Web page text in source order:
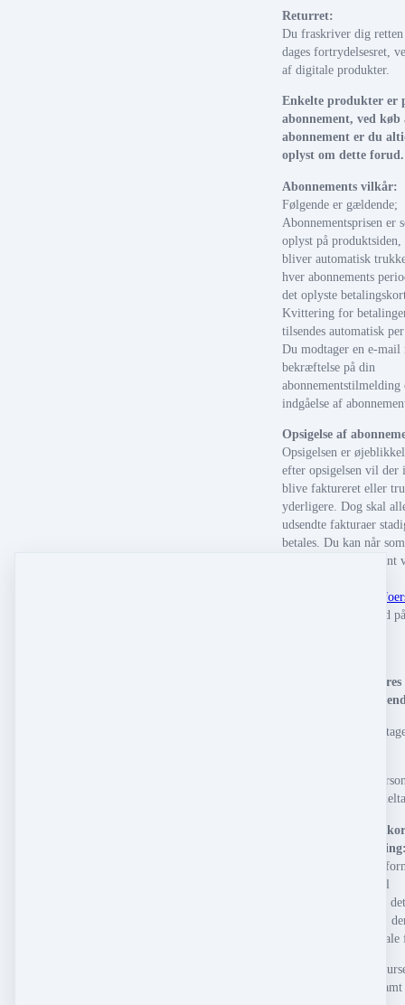
Returret:
Du fraskriver dig
dages fortrydelsesret,
af digitale produkter.
Enkelte produkter er
abonnement, ved køb
abonnement er du
oplyst om dette forud.
Abonnements vilkår:
Følgende er gældende;
Abonnementsprisen er
oplyst på produktsiden,
bliver automatisk
hver abonnements
det oplyste
Kvittering for
tilsendes automatisk
Du modtager en e-mail
bekræftelse på din
abonnementstilmelding
indgåelse af
Opsigelse af
Opsigelsen er
efter opsigelsen vil der
blive faktureret eller
yderligere. Dog skal
udsendte fakturaer
betales. Du kan når
opsige dit abonnement
eller ved at logge ind
Tilmeldingen til vores
kursusdage er
Afmelder du din
• Sende en anden
vil have udbytte af
Ændring af kredit
abonnements
Ønsker du at ændre/
kreditkortnummer til
abonnementet, gøres
at klikke på det link,
fremgår på din digitale
Alle rettigheder til
workshops, events